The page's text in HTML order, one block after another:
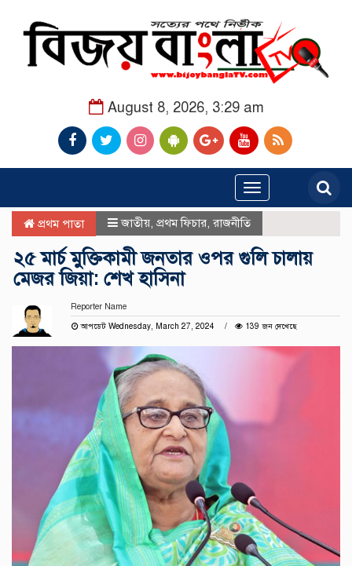
August 8, 2026, 3:29 am
Toggle
navigation
প্রথম পাতা জাতীয় প্রথম ফিচার রাজনীতি
২৫ মার্চ মুক্তিকামী জনতার ওপর গুলি চালায়
মেজর জিয়া: শেখ হাসিনা
Reporter Name
আপডেট Wednesday, March 27, 2024
139 জন দেখেছে